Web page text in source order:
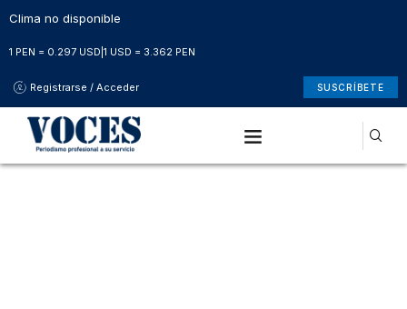
Clima no disponible
1 PEN = 0.297 USD 1 USD = 3.362 PEN
Registrarse / Acceder SUSCRÍBETE